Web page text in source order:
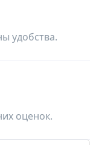
удобства.
оценок.